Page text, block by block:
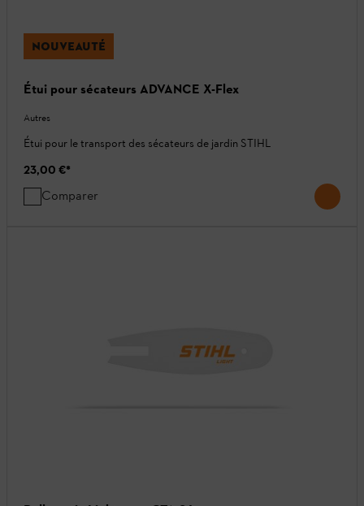
NOUVEAUTÉ
Étui pour sécateurs ADVANCE X-Flex
Autres
Étui pour le transport des sécateurs de jardin STIHL
23,00 €*
Comparer